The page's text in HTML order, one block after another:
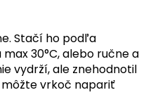
Stačí ho podľa
30°C, alebo ručne a
vydrží, ale znehodnotil
vrkoč napariť